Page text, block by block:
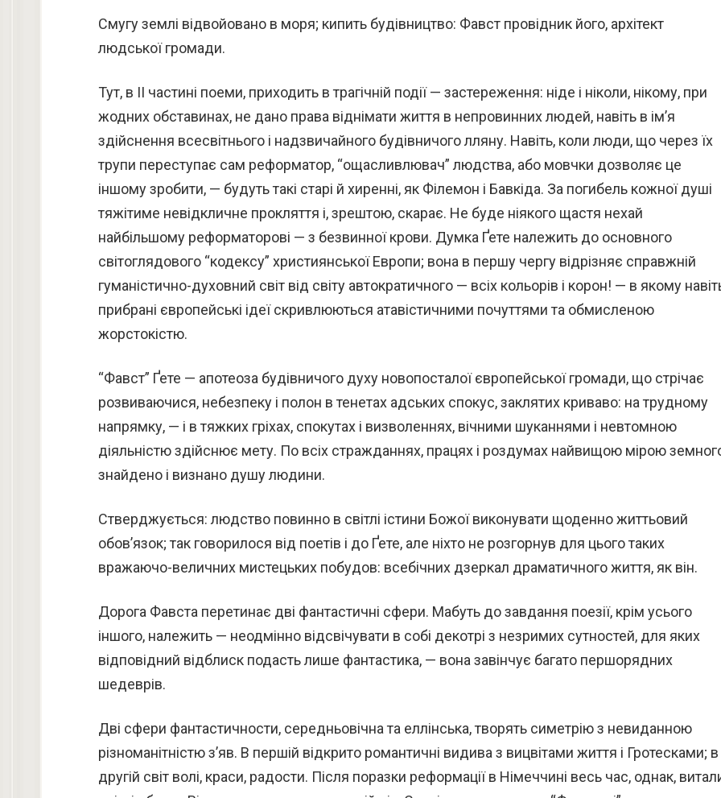
Смугу землі відвойовано в моря; кипить будівництво: Фавст провідник його, архітект
людської громади.
Тут, в II частині поеми, приходить в трагічній події — застереження: ніде і ніколи, нікому, при
жодних обставинах, не дано права віднімати життя в непровинних людей, навіть в ім’я
здійснення всесвітнього і надзвичайного будівничого лляну. Навіть, коли люди, що через їх
трупи переступає сам реформатор, “ощасливлювач” людства, або мовчки дозволяє це
іншому зробити, — будуть такі старі й хиренні, як Філемон і Бавкіда. За погибель кожної душі
тяжітиме невідкличне прокляття і, зрештою, скарає. Не буде ніякого щастя нехай
найбільшому реформаторові — з безвинної крови. Думка Ґете належить до основного
світоглядового “кодексу” християнської Европи; вона в першу чергу відрізняє справжній
гуманістично-духовний світ від світу автократичного — всіх кольорів і корон! — в якому
прибрані європейські ідеї скривлюються атавістичними почуттями та обмисленою
жорстокістю.
“Фавст” Ґете — апотеоза будівничого духу новопосталої європейської громади, що стрічає
розвиваючися, небезпеку і полон в тенетах адських спокус, заклятих криваво: на трудному
напрямку, — і в тяжких гріхах, спокутах і визволеннях, вічними шуканнями і невтомною
діяльністю здійснює мету. По всіх стражданнях, працях і роздумах найвищою мірою
знайдено і визнано душу людини.
Стверджується: людство повинно в світлі істини Божої виконувати щоденно життьовий
обов’язок; так говорилося від поетів і до Ґете, але ніхто не розгорнув для цього таких
вражаючо-величних мистецьких побудов: всебічних дзеркал драматичного життя, як він.
Дорога Фавста перетинає дві фантастичні сфери. Мабуть до завдання поезії, крім усього
іншого, належить — неодмінно відсвічувати в собі декотрі з незримих сутностей, для яких
відповідний відблиск подасть лише фантастика, — вона завінчує багато першорядних
шедеврів.
Дві сфери фантастичности, середньовічна та еллінська, творять симетрію з невиданною
різноманітністю з’яв. В першій відкрито романтичні видива з вицвітами життя і Гротесками; в
другій світ волі, краси, радости. Після поразки реформації в Німеччині весь час, однак,